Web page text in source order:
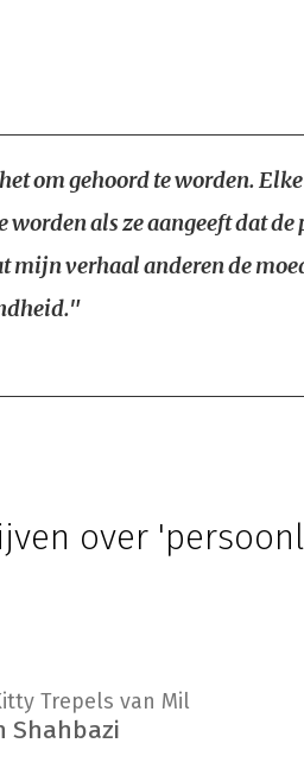
om gehoord te worden.
worden als ze aangeeft dat
mijn verhaal anderen de
over
Shahbazi
Trepels van Mil